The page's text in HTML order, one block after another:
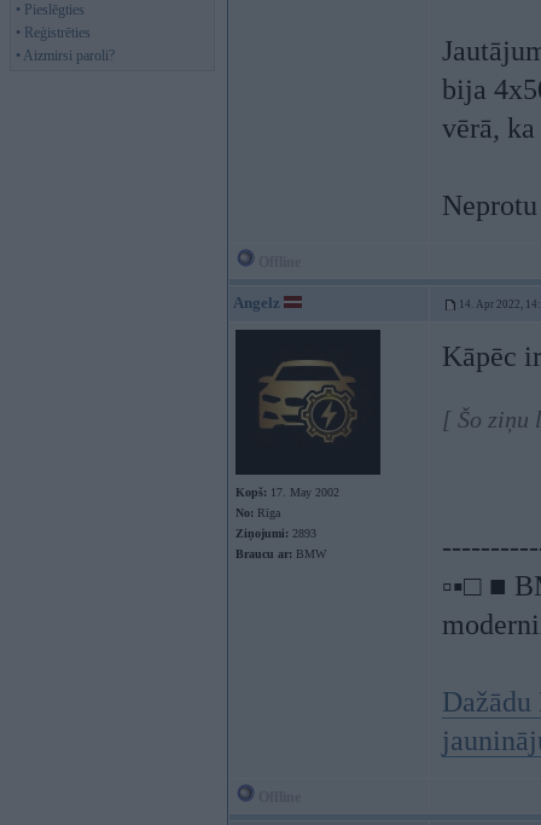
• Pieslēgties
• Reģistrēties
• Aizmirsi paroli?
bija
vērā,
Angelz 14. Apr 2022,
Kopš: 17. May 2002
No: Rīga
Ziņojumi: 2893
Braucu ar: BMW
Kāpēc
[ Šo ziņu
▫▪□ ■